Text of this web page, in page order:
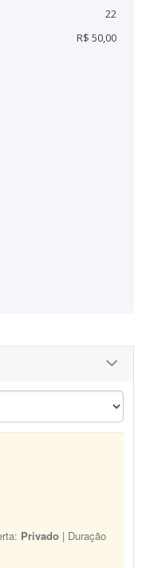
22
R$ 50,00
Privado | Duração